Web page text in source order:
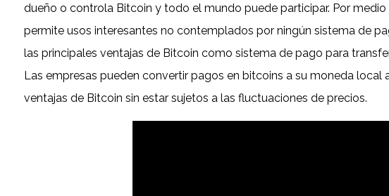
dueño o controla Bitcoin y todo el mundo puede participar. Por
permite usos interesantes no contemplados por ningún sistema de
las principales ventajas de Bitcoin como sistema de pago para
Las empresas pueden convertir pagos en bitcoins a su moneda local
ventajas de Bitcoin sin estar sujetos a las fluctuaciones de precios.